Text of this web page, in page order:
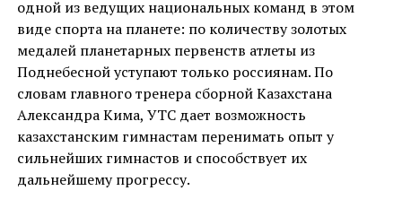
одной из ведущих национальных команд в этом
виде спорта на планете: по количеству золотых
медалей планетарных первенств атлеты из
Поднебесной уступают только россиянам. По
словам главного тренера сборной Казахстана
Александра Кима, УТС дает возможность
казахстанским гимнастам перенимать опыт у
сильнейших гимнастов и способствует их
дальнейшему прогрессу.